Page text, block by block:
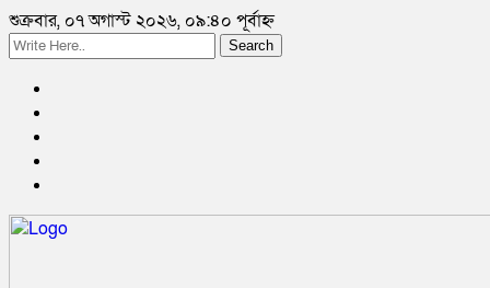
শুক্রবার, ০৭ অগাস্ট ২০২৬, ০৯:৪০ পূর্বাহ্ন
Search